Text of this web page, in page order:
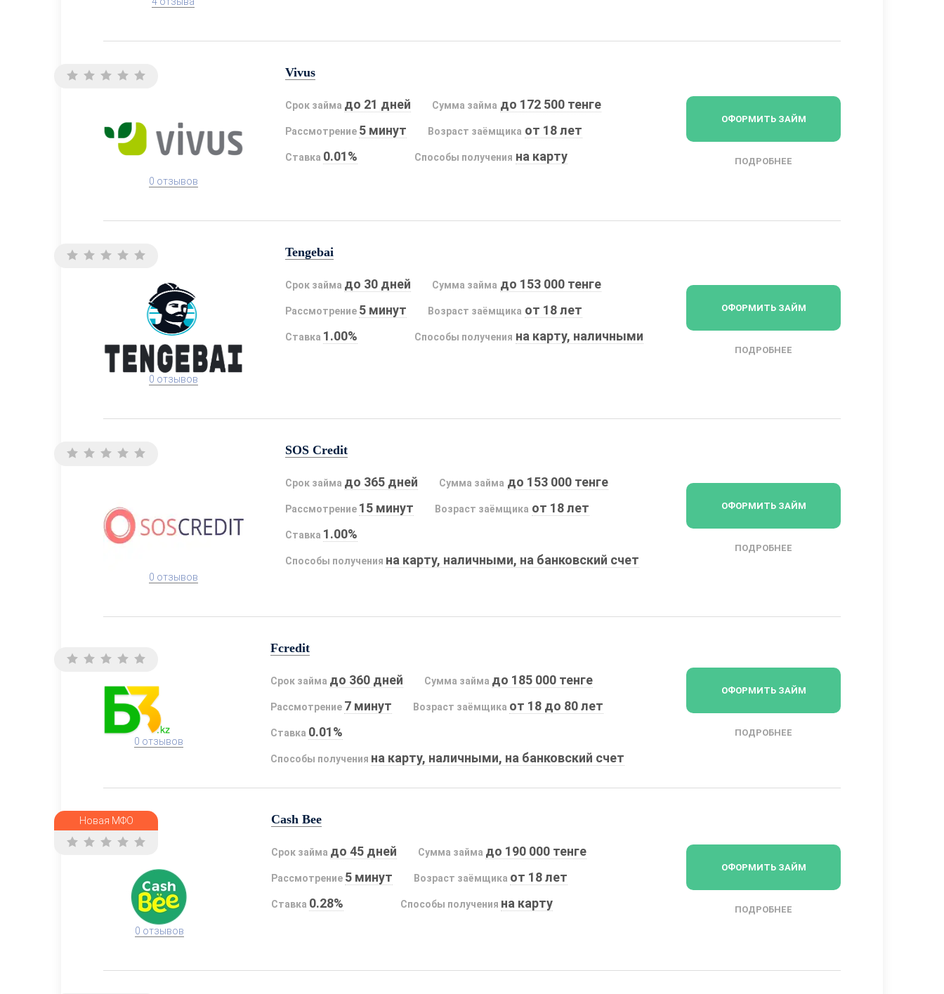
0 отзывов
Vivus
Срок займа до 21 дней Сумма займа до 172 500 тенге
Рассмотрение 5 минут Возраст заёмщика от 18 лет
Ставка 0.01% Способы получения на карту
ОФОРМИТЬ ЗАЙМ
ПОДРОБНЕЕ
0 отзывов
Tengebai
Срок займа до 30 дней Сумма займа до 153 000 тенге
Рассмотрение 5 минут Возраст заёмщика от 18 лет
Ставка 1.00% Способы получения на карту, наличными
ОФОРМИТЬ ЗАЙМ
ПОДРОБНЕЕ
0 отзывов
SOS Credit
Срок займа до 365 дней Сумма займа до 153 000 тенге
Рассмотрение 15 минут Возраст заёмщика от 18 лет
Ставка 1.00%
Способы получения на карту, наличными, на банковский счет
ОФОРМИТЬ ЗАЙМ
ПОДРОБНЕЕ
0 отзывов
Fcredit
Срок займа до 360 дней Сумма займа до 185 000 тенге
Рассмотрение 7 минут Возраст заёмщика от 18 до 80 лет
Ставка 0.01%
Способы получения на карту, наличными, на банковский счет
ОФОРМИТЬ ЗАЙМ
ПОДРОБНЕЕ
Новая МФО
0 отзывов
Cash Bee
Срок займа до 45 дней Сумма займа до 190 000 тенге
Рассмотрение 5 минут Возраст заёмщика от 18 лет
Ставка 0.28% Способы получения на карту
ОФОРМИТЬ ЗАЙМ
ПОДРОБНЕЕ